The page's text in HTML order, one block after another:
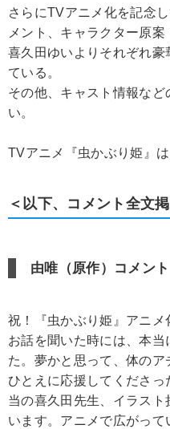
さらにTVアニメ化を記念
メント、キャラクター原
喜久田ゆいよりそれぞれ
ている。
その他、キャスト情報な
い。
TVアニメ『虫かぶり姫』
＜以下、コメント全文
由唯（原作）コメント
祝！『虫かぶり姫』アニメ
お話を聞いた時には、本
た。夢かと思って、体のア
ひとえに応援してくださ
当の喜久田先生、イラス
います。アニメで広がって